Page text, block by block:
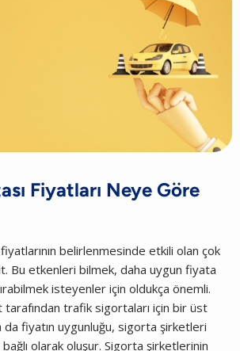
Fiyatları Neye Göre
belirlenmesinde etkili olan çok
Bu etkenleri bilmek, daha uygun fiyata
isteyenler için oldukça önemli.
trafik sigortaları için bir üst
fiyatın uygunluğu, sigorta şirketleri
olarak oluşur. Sigorta şirketlerinin